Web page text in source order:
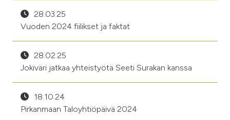
28.03.25
Vuoden 2024 fiilikset ja faktat
28.02.25
Jokiväri jatkaa yhteistyötä Seeti Surakan kanssa
18.10.24
Pirkanmaan Taloyhtiöpäivä 2024